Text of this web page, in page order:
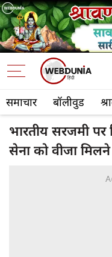
समाचार बॉलीवुड
भारतीय सरजमी
सेना को वीजा